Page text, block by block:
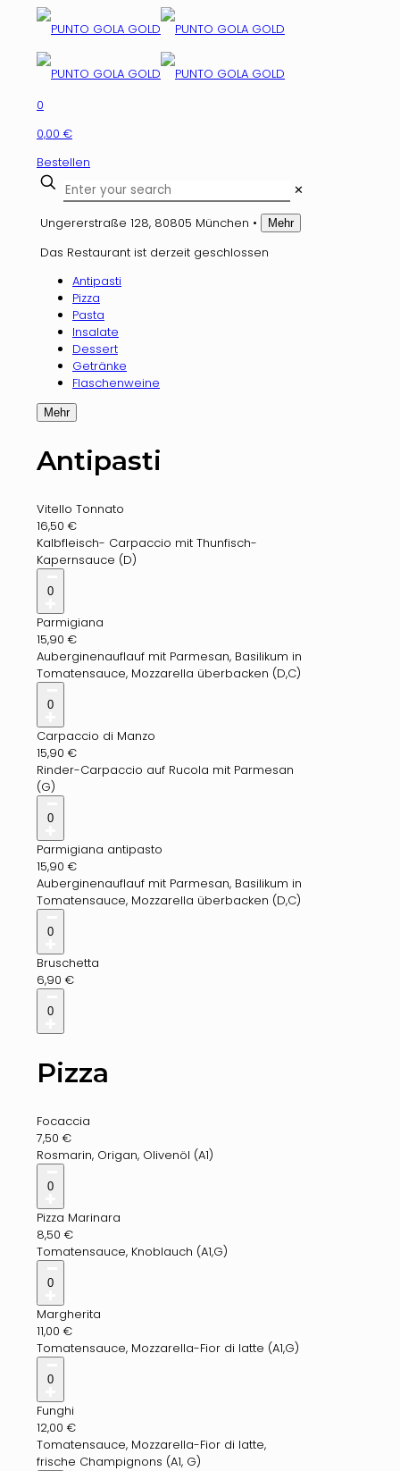
0
0,00 €
Bestellen
✕
Ungererstraße 128, 80805 München • Mehr
Das Restaurant ist derzeit geschlossen
Antipasti
Pizza
Pasta
Insalate
Dessert
Getränke
Flaschenweine
Mehr
Antipasti
Vitello Tonnato
16,50 €
Kalbfleisch- Carpaccio mit Thunfisch-
Kapernsauce (D)
0
Parmigiana
15,90 €
Auberginenauflauf mit Parmesan, Basilikum in
Tomatensauce, Mozzarella überbacken (D,C)
0
Carpaccio di Manzo
15,90 €
Rinder-Carpaccio auf Rucola mit Parmesan
(G)
0
Parmigiana antipasto
15,90 €
Auberginenauflauf mit Parmesan, Basilikum in
Tomatensauce, Mozzarella überbacken (D,C)
0
Bruschetta
6,90 €
0
Pizza
Focaccia
7,50 €
Rosmarin, Origan, Olivenöl (A1)
0
Pizza Marinara
8,50 €
Tomatensauce, Knoblauch (A1,G)
0
Margherita
11,00 €
Tomatensauce, Mozzarella-Fior di latte (A1,G)
0
Funghi
12,00 €
Tomatensauce, Mozzarella-Fior di latte,
frische Champignons (A1, G)